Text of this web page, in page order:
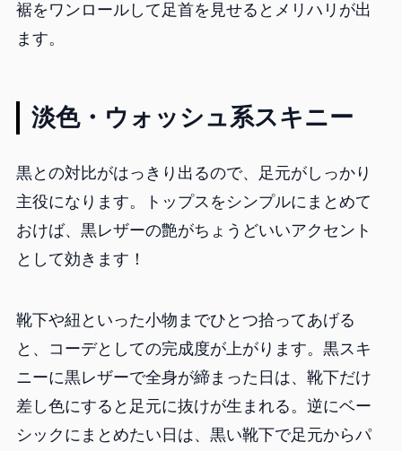
裾をワンロールして足首を見せるとメリハリが出
ます。
淡色・ウォッシュ系スキニー
黒との対比がはっきり出るので、足元がしっかり
主役になります。トップスをシンプルにまとめて
おけば、黒レザーの艶がちょうどいいアクセント
として効きます！
靴下や紐といった小物までひとつ拾ってあげる
と、コーデとしての完成度が上がります。黒スキ
ニーに黒レザーで全身が締まった日は、靴下だけ
差し色にすると足元に抜けが生まれる。逆にベー
シックにまとめたい日は、黒い靴下で足元からパ